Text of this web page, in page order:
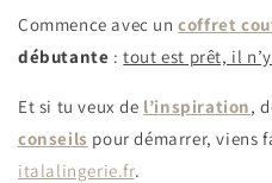
Commence avec uncoffret
débutante :tout est prêt, il
Et si tu veux de l’inspiration,
conseils pour démarrer, viens
italalingerie.fr.